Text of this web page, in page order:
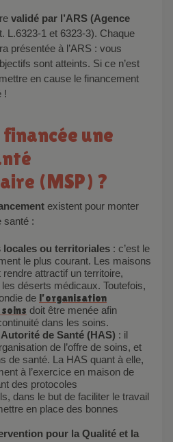
validé par l’ARS (Agence
L.6323-1 et 6323-3). Chaque
présentée à l’ARS : vous
sont atteints. Si ce n’est
en cause le financement
!
(MSP) ?
existent pour monter
santé :
locales ou territoriales : c’est le
le plus courant. Les maisons
attractif un territoire,
déserts médicaux. Toutefois,
de l’organisation
doit être menée afin
dans les soins.
Autorité de Santé (HAS) : il
de l’offre de soins, et
de santé. La HAS quant à elle,
à l’exercice en maison de
des protocoles
dans le but de faciliter le travail
en place des bonnes
pour la Qualité et la